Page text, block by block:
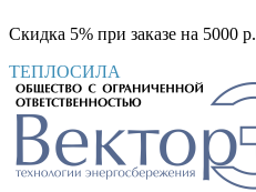
Скидка 5% при заказе на 5000 р.
ТЕПЛОСИЛА